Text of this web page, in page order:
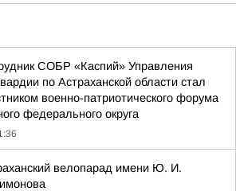
СОБР «Каспий» Управления
по Астраханской области стал
военно-патриотического форума
федерального округа
велопарад имени Ю. И.